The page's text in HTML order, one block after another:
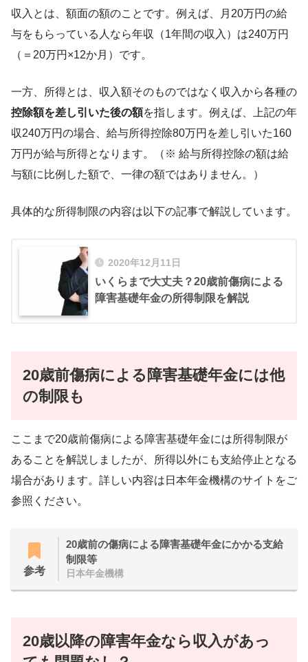
収入とは、額面の額のことです。例えば、月20万円の給
与をもらっている人なら年収（1年間の収入）は240万円
（＝20万円×12か月）です。
一方、所得とは、収入額そのものではなく収入から各種の
控除額を差し引いた後の額を指します。例えば、上記の年
収240万円の場合、給与所得控除80万円を差し引いた160
万円が給与所得となります。（※ 給与所得控除の額は給
与額に比例した額で、一律の額ではありません。）
具体的な所得制限の内容は以下の記事で解説しています。
2020年12月11日
いくらまで大丈夫？20歳前傷病による
障害基礎年金の所得制限を解説
20歳前傷病による障害基礎年金には他
の制限も
ここまで20歳前傷病による障害基礎年金には所得制限が
あることを解説しましたが、所得以外にも支給停止となる
場合があります。詳しい内容は日本年金機構のサイトをご
参照ください。
参考
20歳前の傷病による障害基礎年金にかかる支給
制限等
日本年金機構
20歳以降の障害年金なら収入があっ